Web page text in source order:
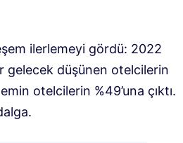
ilerlemeyi gördü: 2022
gelecek düşünen otelcilerin
otelcilerin %49’una çıktı.